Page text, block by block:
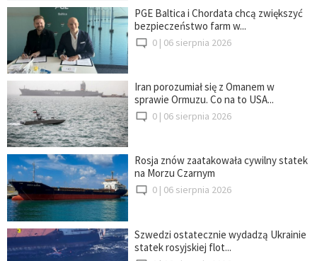
PGE Baltica i Chordata chcą zwiększyć
bezpieczeństwo farm w...
0 | 06 sierpnia 2026
Iran porozumiał się z Omanem w
sprawie Ormuzu. Co na to USA...
0 | 06 sierpnia 2026
Rosja znów zaatakowała cywilny statek
na Morzu Czarnym
0 | 06 sierpnia 2026
Szwedzi ostatecznie wydadzą Ukrainie
statek rosyjskiej flot...